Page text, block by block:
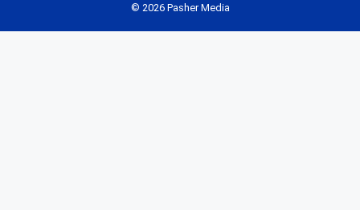
© 2026 Pasher Media